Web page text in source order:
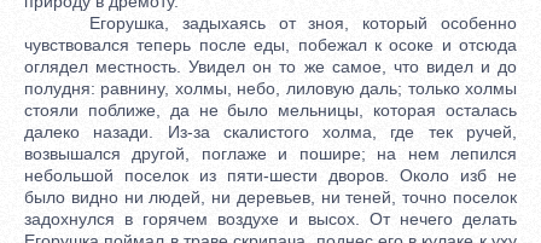
Егорушка, задыхаясь от зноя, который особенно
чувствовался теперь после еды, побежал к осоке и отсюда
оглядел местность. Увидел он то же самое, что видел и до
полудня: равнину, холмы, небо, лиловую даль; только холмы
стояли поближе, да не было мельницы, которая осталась
далеко назади. Из-за скалистого холма, где тек ручей,
возвышался другой, поглаже и пошире; на нем лепился
небольшой поселок из пяти-шести дворов. Около изб не
было видно ни людей, ни деревьев, ни теней, точно поселок
задохнулся в горячем воздухе и высох. От нечего делать